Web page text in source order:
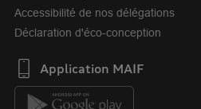
Accessibilité de nos délégations
Déclaration d'éco-conception
Application MAIF